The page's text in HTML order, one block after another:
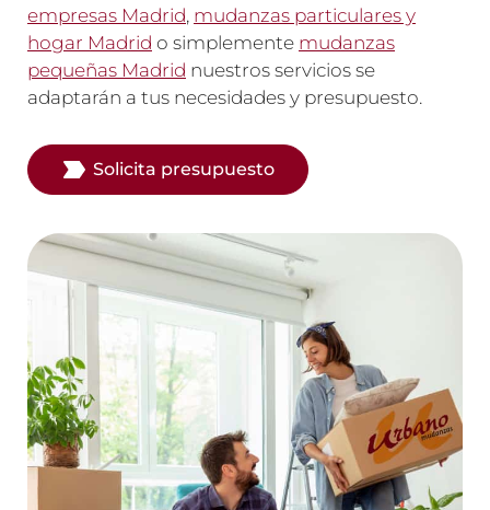
empresas Madrid, mudanzas particulares y
hogar Madrid o simplemente mudanzas
pequeñas Madrid nuestros servicios se
adaptarán a tus necesidades y presupuesto.
Solicita presupuesto